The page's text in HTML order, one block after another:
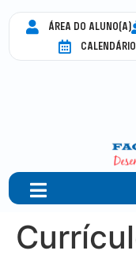
ÁREA DO ALUNO(A)